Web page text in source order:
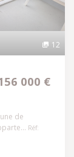
12
000 €
de
Réf: